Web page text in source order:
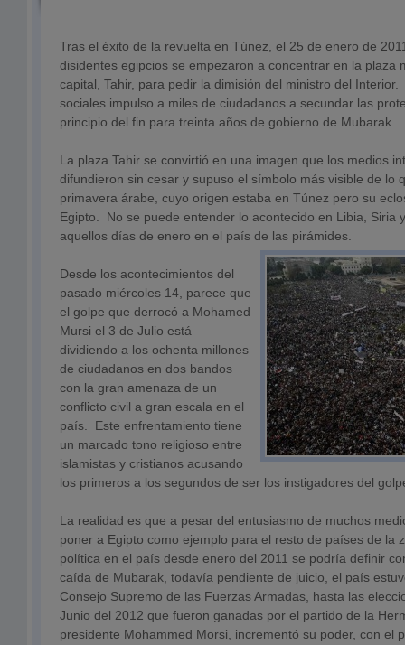
Tras el éxito de la revuelta en Túnez, el 25 de enero de
disidentes egipcios se empezaron a concentrar en la plaza
capital, Tahir, para pedir la dimisión del ministro del
sociales impulso a miles de ciudadanos a secundar las
principio del fin para treinta años de gobierno de Mubarak.
La plaza Tahir se convirtió en una imagen que los medios
difundieron sin cesar y supuso el símbolo más visible de lo
primavera árabe, cuyo origen estaba en Túnez pero su
Egipto. No se puede entender lo acontecido en Libia, Siria
aquellos días de enero en el país de las pirámides.
Desde los acontecimientos del
pasado miércoles 14, parece que
el golpe que derrocó a Mohamed
Mursi el 3 de Julio está
dividiendo a los ochenta millones
de ciudadanos en dos bandos
con la gran amenaza de un
conflicto civil a gran escala en el
país. Este enfrentamiento tiene
un marcado tono religioso entre
islamistas y cristianos acusando
los primeros a los segundos de ser los instigadores del
La realidad es que a pesar del entusiasmo de muchos
poner a Egipto como ejemplo para el resto de países de la
política en el país desde enero del 2011 se podría definir
caída de Mubarak, todavía pendiente de juicio, el país
Consejo Supremo de las Fuerzas Armadas, hasta las
Junio del 2012 que fueron ganadas por el partido de la
presidente Mohammed Morsi, incrementó su poder, con el